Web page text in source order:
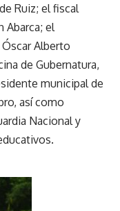
Ruiz; el fiscal
Abarca; el
Alberto
de Gubernatura,
municipal de
así como
Nacional y